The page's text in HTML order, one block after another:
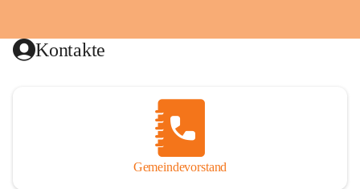
Kontakte
Gemeindevorstand